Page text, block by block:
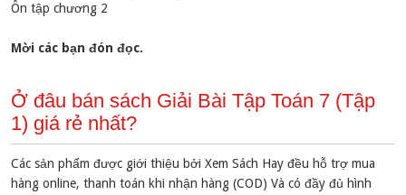
Ôn tập chương 2
Mời các bạn đón đọc.
Ở đâu bán sách Giải Bài Tập Toán 7 (Tập
1) giá rẻ nhất?
Các sản phẩm được giới thiệu bởi Xem Sách Hay đều hỗ trợ mua
hàng online, thanh toán khi nhận hàng (COD) Và có đầy đủ hình